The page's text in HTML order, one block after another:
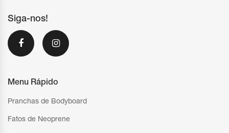
Siga-nos!
Menu Rápido
Pranchas de Bodyboard
Fatos de Neoprene